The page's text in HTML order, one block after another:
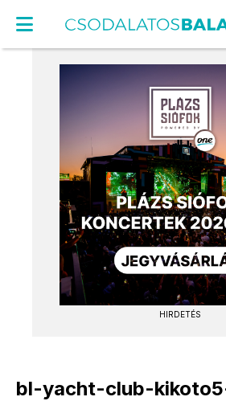
HIRDETÉS
bl-yacht-club-